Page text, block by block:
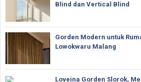
Blind dan Vertical Blind
Gorden Modern untuk
Lowokwaru Malang
Loveina Gorden Slorok,